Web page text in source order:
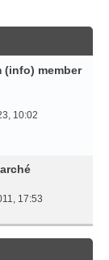
(info) member
10:02
17:53